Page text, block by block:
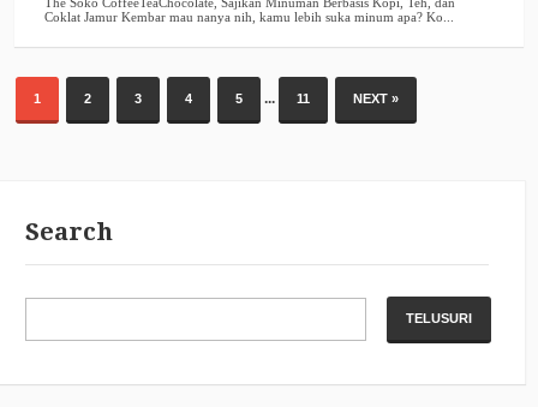
1 2 3 4 5 ... 11 NEXT »
Search